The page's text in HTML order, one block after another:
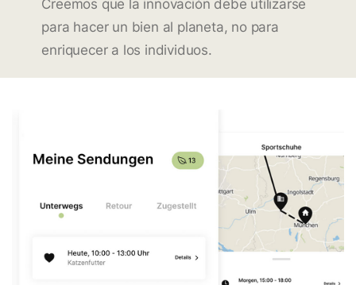
Creemos que la innovación debe utilizarse
para hacer un bien al planeta, no para
enriquecer a los individuos.